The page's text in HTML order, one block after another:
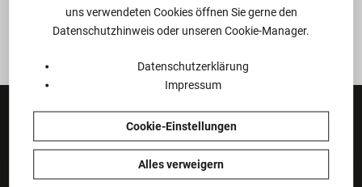
Kontakt
Martini · Mogg · Vogt PartGmbB
uns verwendeten Cookies öffnen Sie gerne den
Datenschutzhinweis oder unseren Cookie-Manager.
Datenschutzerklärung
Impressum
Cookie-Einstellungen
Alles verweigern